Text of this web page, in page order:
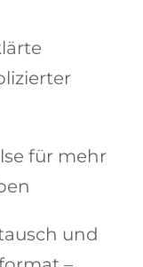
für mehr
und